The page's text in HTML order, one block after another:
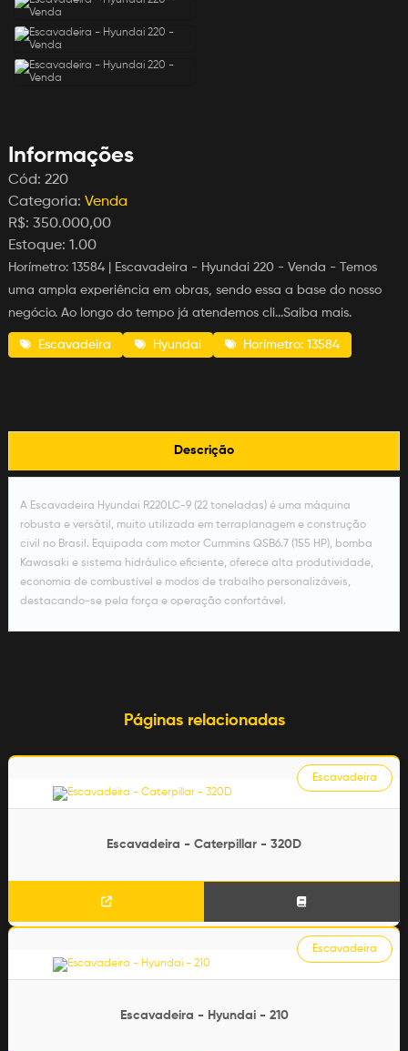
Informações
Cód: 220
Categoria: Venda
R$: 350.000,00
Estoque: 1.00
Horímetro: 13584 | Escavadeira - Hyundai 220 - Venda - Temos
uma ampla experiência em obras, sendo essa a base do nosso
negócio. Ao longo do tempo já atendemos cli...Saiba mais.
Escavadeira Hyundai Horímetro: 13584
Descrição
A Escavadeira Hyundai R220LC-9 (22 toneladas) é uma máquina
robusta e versátil, muito utilizada em terraplanagem e construção
civil no Brasil. Equipada com motor Cummins QSB6.7 (155 HP), bomba
Kawasaki e sistema hidráulico eficiente, oferece alta produtividade,
economia de combustível e modos de trabalho personalizáveis,
destacando-se pela força e operação confortável.
Páginas relacionadas
Escavadeira - Caterpillar - 320D
Escavadeira
Escavadeira - Hyundai - 210
Escavadeira